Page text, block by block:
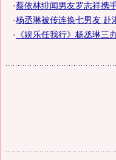
·蔡依林绯闻男友罗志祥携
·杨丞琳被传连换七男友 赴
·
《娱乐任我行》杨丞琳三